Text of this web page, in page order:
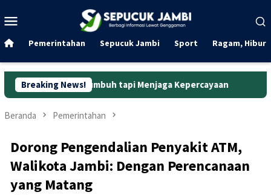
ke
Mobile
Pemerintahan Sepucuk Jambi Sport Ragam,
Breaking News!
tapi Menjaga Kepercayaan Curanmor di Oko
Beranda Pemerintahan
Dorong Pengendalian Penyakit ATM,
Walikota Jambi: Dengan Perencanaan
yang Matang